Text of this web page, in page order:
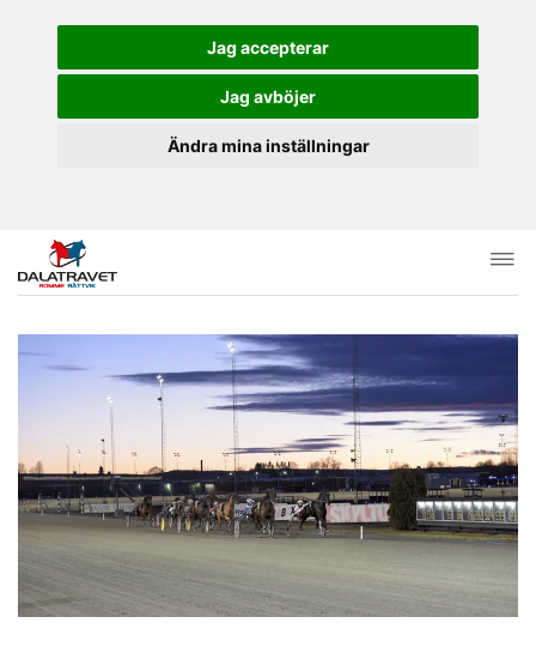
Jag accepterar
Jag avböjer
Ändra mina inställningar